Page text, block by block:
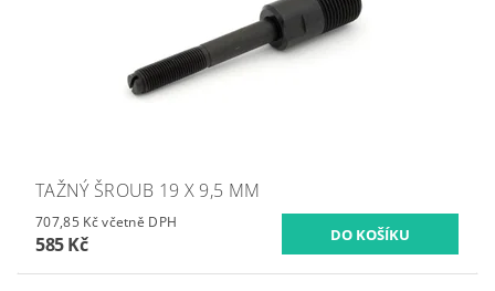
TAŽNÝ ŠROUB 19 X 9,5 MM
707,85 Kč včetně DPH
585 Kč